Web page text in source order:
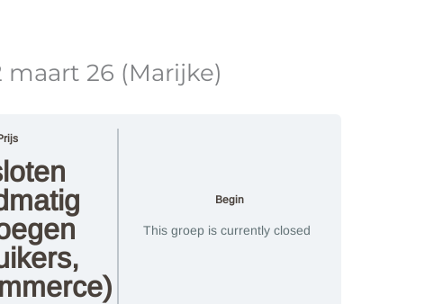
maart 26 (Marijke)
Begin
This groep is currently closed